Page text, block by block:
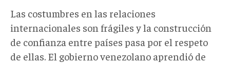
Las costumbres en las relaciones
internacionales son frágiles y la construcción
de confianza entre países pasa por el respeto
de ellas. El gobierno venezolano aprendió de